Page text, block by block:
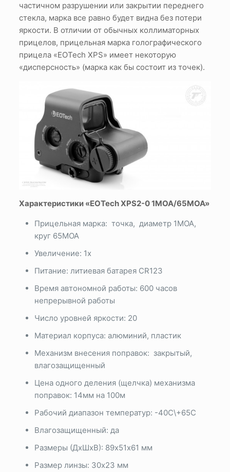
частичном разрушении или закрытии переднего
стекла, марка все равно будет видна без потери
яркости. В отличии от обычных коллиматорных
прицелов, прицельная марка голографического
прицела «EOTech XPS» имеет некоторую
«дисперсность» (марка как бы состоит из точек).
Характеристики «EOTech XPS2-0 1MOA/65MOA»
Прицельная марка: точка, диаметр 1МОА,
круг 65МОА
Увеличение: 1х
Питание: литиевая батарея CR123
Время автономной работы: 600 часов
непрерывной работы
Число уровней яркости: 20
Материал корпуса: алюминий, пластик
Механизм внесения поправок: закрытый,
влагозащищенный
Цена одного деления (щелчка) механизма
поправок: 14мм на 100м
Рабочий диапазон температур: -40С\+65С
Влагозащищенный: да
Размеры (ДхШхВ): 89х51х61 мм
Размер линзы: 30х23 мм